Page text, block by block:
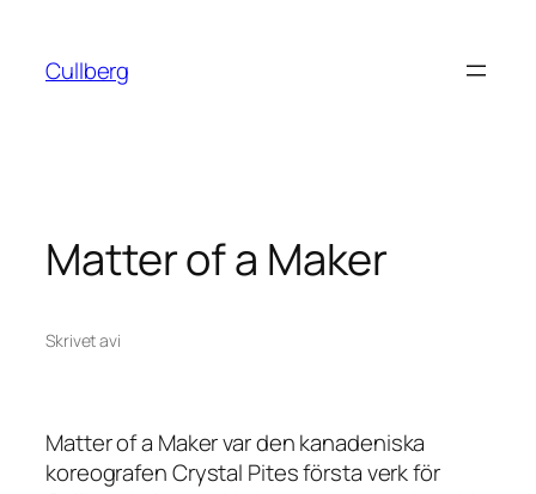
innehåll
Cullberg
Matter of a Maker
Skrivet avi
Matter of a Makervar den kanadeniska
koreografen Crystal Pites första verk för